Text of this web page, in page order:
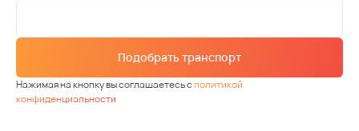
Подобрать транспорт
Нажимая на кнопку вы соглашаетесь сполитикой
конфиденциальности